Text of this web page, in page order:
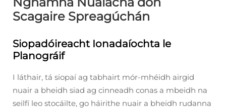
Scagaire Spreagúchán
Siopadóireacht Ionadaíochta le
Planográif
I láthair, tá siopaí ag tabhairt mór-mhéidh airgid
nuair a bheidh siad ag cinneadh conas a mbeidh na
seilfí leo stocáilte, go háirithe nuair a bheidh rudanna